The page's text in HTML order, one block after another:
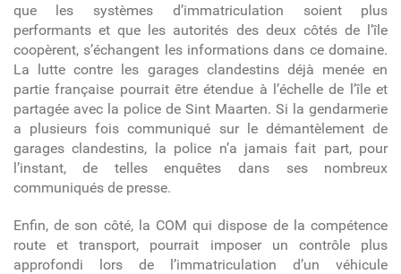
que les systèmes d’immatriculation soient plus
performants et que les autorités des deux côtés de l’île
coopèrent, s’échangent les informations dans ce domaine.
La lutte contre les garages clandestins déjà menée en
partie française pourrait être étendue à l’échelle de l’île et
partagée avec la police de Sint Maarten. Si la gendarmerie
a plusieurs fois communiqué sur le démantèlement de
garages clandestins, la police n’a jamais fait part, pour
l’instant, de telles enquêtes dans ses nombreux
communiqués de presse.
Enfin, de son côté, la COM qui dispose de la compétence
route et transport, pourrait imposer un contrôle plus
approfondi lors de l’immatriculation d’un véhicule